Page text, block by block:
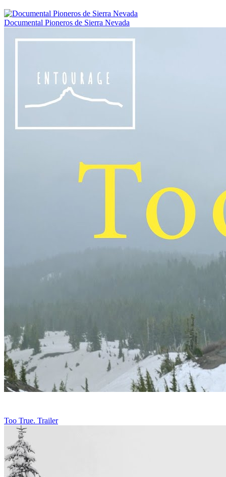
Documental Pioneros de Sierra Nevada
Too True. Trailer